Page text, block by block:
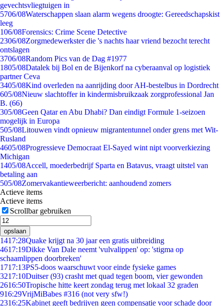
gevechtsvliegtuigen in
5706/08Waterschappen slaan alarm wegens droogte: Gereedschapskist
leeg
106/08Forensics: Crime Scene Detective
2306/08Zorgmedewerkster die 's nachts haar vriend bezocht terecht
ontslagen
3706/08Random Pics van de Dag #1977
1805/08Datalek bij Bol en de Bijenkorf na cyberaanval op logistiek
partner Ceva
3405/08Kind overleden na aanrijding door AH-bestelbus in Dordrecht
605/08Nieuw slachtoffer in kindermisbruikzaak zorgprofessional Jan
B. (66)
305/08Geen Qatar en Abu Dhabi? Dan eindigt Formule 1-seizoen
mogelijk in Europa
505/08Litouwen vindt opnieuw migrantentunnel onder grens met Wit-
Rusland
4605/08Progressieve Democraat El-Sayed wint nipt voorverkiezing
Michigan
1405/08Accell, moederbedrijf Sparta en Batavus, vraagt uitstel van
betaling aan
505/08Zomervakantieweerbericht: aanhoudend zomers
Actieve items
Actieve items
Scrollbar gebruiken
opslaan
1417:28Quake krijgt na 30 jaar een gratis uitbreiding
4617:19Dikke Van Dale neemt 'vulvalippen' op: 'stigma op
schaamlippen doorbreken'
1717:13PS5-doos waarschuwt voor einde fysieke games
3217:10Duitser (93) crasht met quad tegen boom, vier gewonden
2616:50Tropische hitte keert zondag terug met lokaal 32 graden
916:29VrijMiBabes #316 (not very sfw!)
2316:25Kabinet geeft bedrijven geen compensatie voor schade door